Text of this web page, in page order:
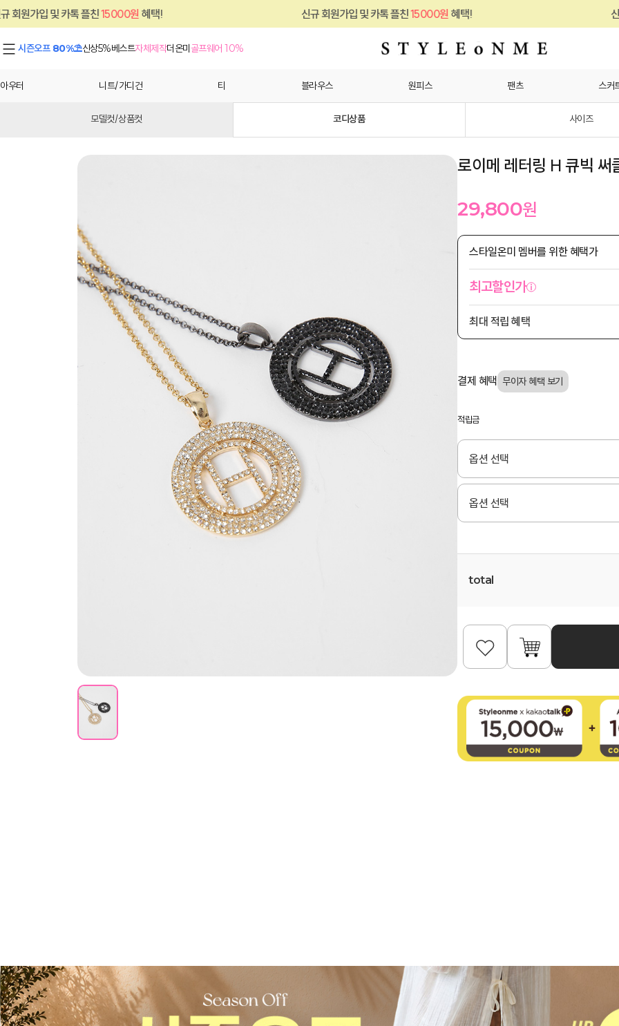
카톡 플친15000원혜택! 신규 회원가입 및 카톡 플친15000원혜택! 신규 회원가
시즌오프 80%⛱신상5%베스트자체제작더온미골프웨어 10%
아우터 니트/가디건 티 블라우스 원피스 팬츠 스커
모델컷/상품컷 코디상품 사이즈
로이메 레터링 H 큐빅 써
29,800원
스타일온미 멤버를 위한 혜택가
최고할인가
최대 적립 혜택
결제 혜택
적립금
total